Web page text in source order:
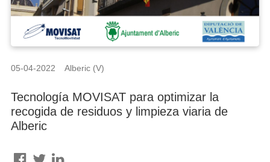
05-04-2022 Alberic (V)
Tecnología MOVISAT para optimizar la
recogida de residuos y limpieza viaria de
Alberic